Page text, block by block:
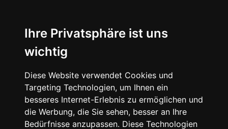
Ihre Privatsphäre ist uns
wichtig
Diese Website verwendet Cookies und
Targeting Technologien, um Ihnen ein
besseres Internet-Erlebnis zu ermöglichen und
die Werbung, die Sie sehen, besser an Ihre
Bedürfnisse anzupassen. Diese Technologien